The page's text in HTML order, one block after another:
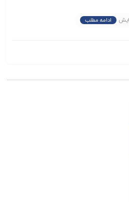
در بالاترین سطح ممکن باشد. این
آن را برای فرآیندهای ثانویه
جوشکاری کاملاً آماده می‌سازد.
بالا، ایمنی مضاعف و قابلیت اجرا
ورق انتخابی هوشمندانه برای
تلفیقی از عملکرد فنی، سهولت
ادامه مطلب